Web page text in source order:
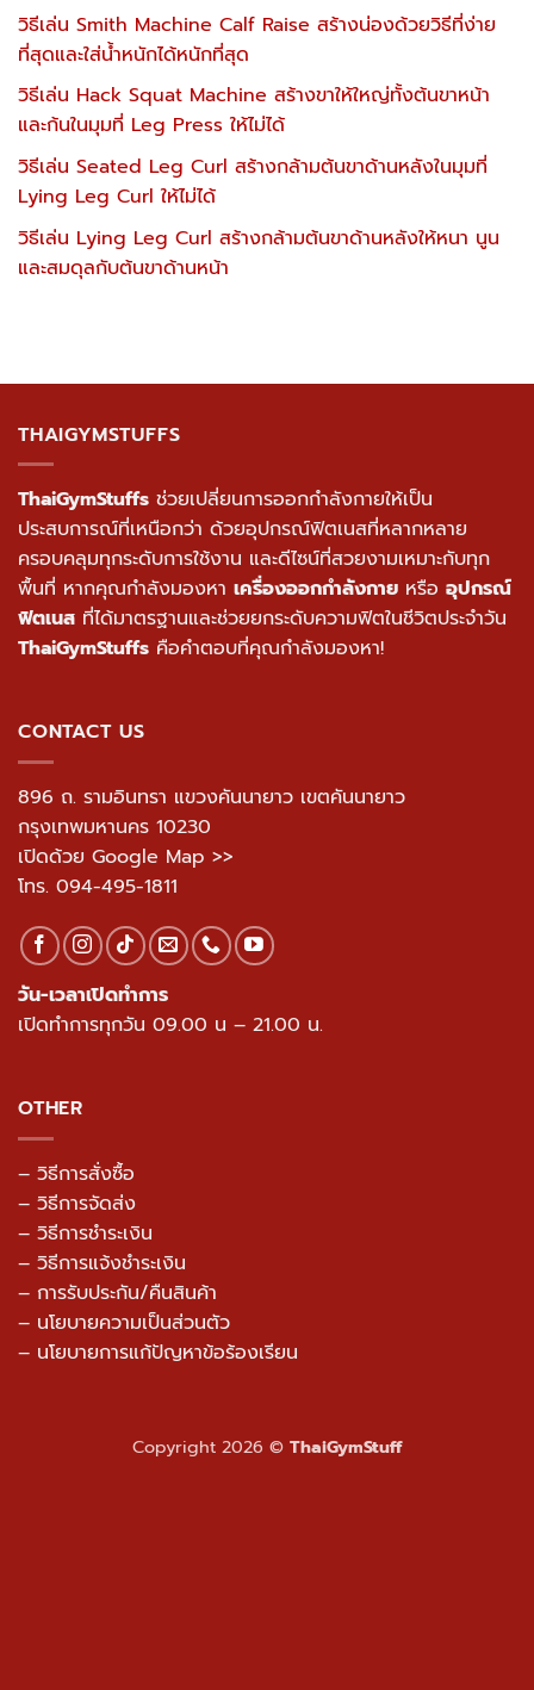
วิธีเล่น Smith Machine Calf Raise สร้างน่องด้วยวิธีที่ง่าย
ที่สุดและใส่น้ำหนักได้หนักที่สุด
วิธีเล่น Hack Squat Machine สร้างขาให้ใหญ่ทั้งต้นขาหน้า
และก้นในมุมที่ Leg Press ให้ไม่ได้
วิธีเล่น Seated Leg Curl สร้างกล้ามต้นขาด้านหลังในมุมที่
Lying Leg Curl ให้ไม่ได้
วิธีเล่น Lying Leg Curl สร้างกล้ามต้นขาด้านหลังให้หนา นูน
และสมดุลกับต้นขาด้านหน้า
THAIGYMSTUFFS
ThaiGymStuffs ช่วยเปลี่ยนการออกกำลังกายให้เป็น
ประสบการณ์ที่เหนือกว่า ด้วยอุปกรณ์ฟิตเนสที่หลากหลาย
ครอบคลุมทุกระดับการใช้งาน และดีไซน์ที่สวยงามเหมาะกับทุก
พื้นที่ หากคุณกำลังมองหา เครื่องออกกำลังกาย หรือ อุปกรณ์
ฟิตเนส ที่ได้มาตรฐานและช่วยยกระดับความฟิตในชีวิตประจำวัน
ThaiGymStuffs คือคำตอบที่คุณกำลังมองหา!
CONTACT US
896 ถ. รามอินทรา แขวงคันนายาว เขตคันนายาว
กรุงเทพมหานคร 10230
เปิดด้วย Google Map >>
โทร. 094-495-1811
วัน-เวลาเปิดทำการ
เปิดทำการทุกวัน 09.00 น – 21.00 น.
OTHER
– วิธีการสั่งซื้อ
– วิธีการจัดส่ง
– วิธีการชำระเงิน
– วิธีการแจ้งชำระเงิน
– การรับประกัน/คืนสินค้า
– นโยบายความเป็นส่วนตัว
– นโยบายการแก้ปัญหาข้อร้องเรียน
Copyright 2026 © ThaiGymStuff